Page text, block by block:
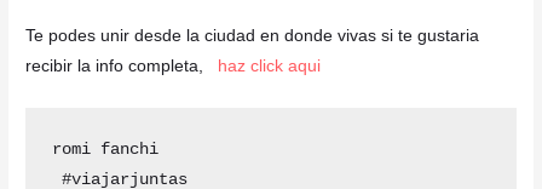
Te podes unir desde la ciudad en donde vivas si te gustaria
recibir la info completa,
haz click aqui
romi fanchi